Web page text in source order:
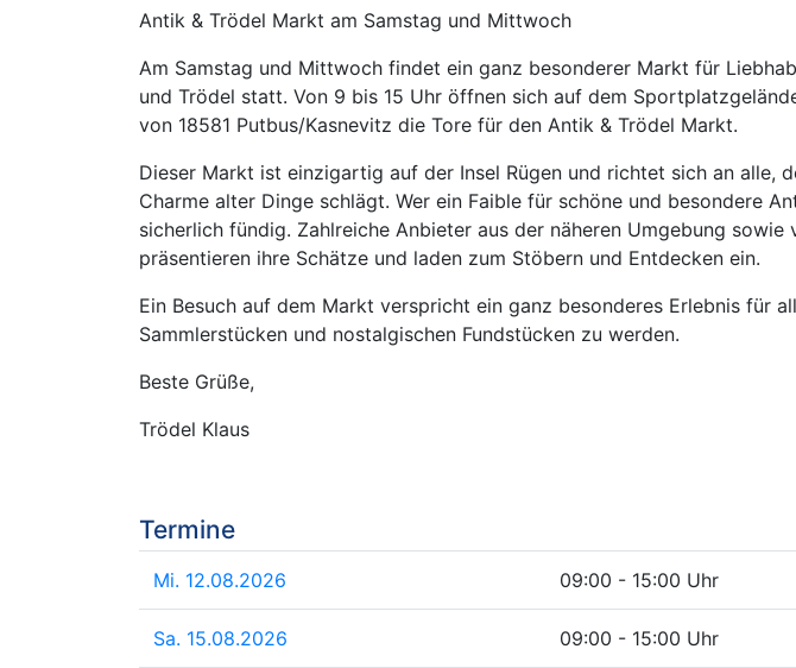
Antik & Trödel Markt am Samstag und Mittwoch
Am Samstag und Mittwoch findet ein ganz besonderer Markt für
und Trödel statt. Von 9 bis 15 Uhr öffnen sich auf dem
von 18581 Putbus/Kasnevitz die Tore für den Antik & Trödel Markt.
Dieser Markt ist einzigartig auf der Insel Rügen und richtet sich an alle,
Charme alter Dinge schlägt. Wer ein Faible für schöne und besondere
sicherlich fündig. Zahlreiche Anbieter aus der näheren Umgebung sowie
präsentieren ihre Schätze und laden zum Stöbern und Entdecken ein.
Ein Besuch auf dem Markt verspricht ein ganz besonderes Erlebnis für
Sammlerstücken und nostalgischen Fundstücken zu werden.
Beste Grüße,
Trödel Klaus
Termine
Mi. 12.08.2026 09:00 - 15:00 Uhr
Sa. 15.08.2026 09:00 - 15:00 Uhr